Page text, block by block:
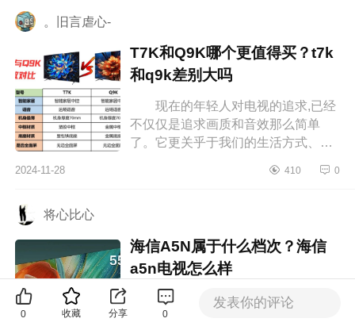
。旧言虐心-
T7K和Q9K哪个更值得买？t7k
和q9k差别大吗
现在的年轻人对电视的追求,已经
不仅仅是追求画质和音效那么简单
了。它更关乎于我们的生活方式、审
小编为大家介绍下T7K和Q9K哪个更
2024-11-28 410 0
将心比心
海信A5N属于什么档次？海信
a5n电视怎么样
2024年,电视市场上的MiniLED电
视新品层出不穷,其中创维A5N备受瞩
0 收藏 分享 0
发表你的评论